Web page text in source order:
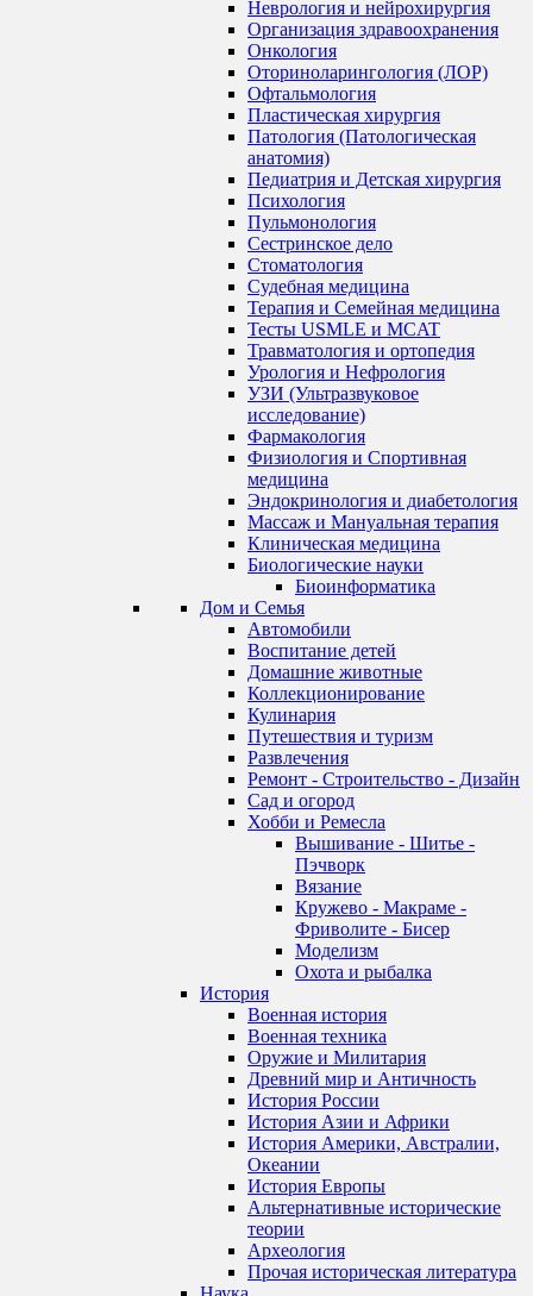
Неврология и нейрохирургия
Организация здравоохранения
Онкология
Оториноларингология (ЛОР)
Офтальмология
Пластическая хирургия
Патология (Патологическая
анатомия)
Педиатрия и Детская хирургия
Психология
Пульмонология
Сестринское дело
Стоматология
Судебная медицина
Терапия и Семейная медицина
Тесты USMLE и MCAT
Травматология и ортопедия
Урология и Нефрология
УЗИ (Ультразвуковое
исследование)
Фармакология
Физиология и Спортивная
медицина
Эндокринология и диабетология
Массаж и Мануальная терапия
Клиническая медицина
Биологические науки
Биоинформатика
Дом и Семья
Автомобили
Воспитание детей
Домашние животные
Коллекционирование
Кулинария
Путешествия и туризм
Развлечения
Ремонт - Строительство - Дизайн
Сад и огород
Хобби и Ремесла
Вышивание - Шитье -
Пэчворк
Вязание
Кружево - Макраме -
Фриволите - Бисер
Моделизм
Охота и рыбалка
История
Военная история
Военная техника
Оружие и Милитария
Древний мир и Античность
История России
История Азии и Африки
История Америки, Австралии,
Океании
История Европы
Альтернативные исторические
теории
Археология
Прочая историческая литература